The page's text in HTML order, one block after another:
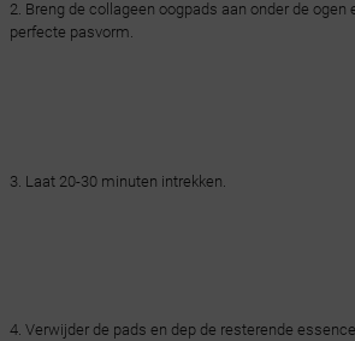
2. Breng de collageen oogpads aan onder de ogen
perfecte pasvorm.
3. Laat 20-30 minuten intrekken.
4. Verwijder de pads en dep de resterende